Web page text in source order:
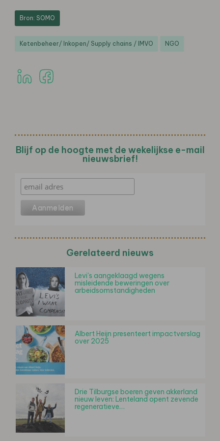
Bron: SOMO
Ketenbeheer/ Inkopen/ Supply chains / IMVO NGO
Blijf op de hoogte met de wekelijkse e-mail
nieuwsbrief!
Gerelateerd nieuws
Levi's aangeklaagd wegens
misleidende beweringen over
arbeidsomstandigheden
Albert Heijn presenteert impactverslag
over 2025
Drie Tilburgse boeren geven akkerland
nieuw leven: Lenteland opent zevende
regeneratieve…